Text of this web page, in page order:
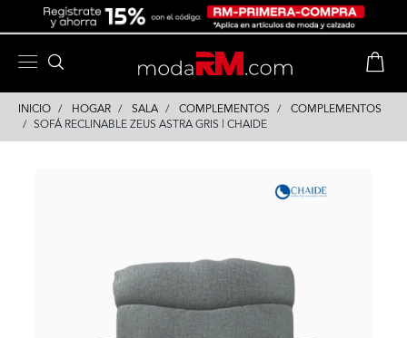
INICIO HOGAR SALA COMPLEMENTOS
COMPLEMENTOS
SOFÁ RECLINABLE ZEUS ASTRA GRIS | CHAIDE